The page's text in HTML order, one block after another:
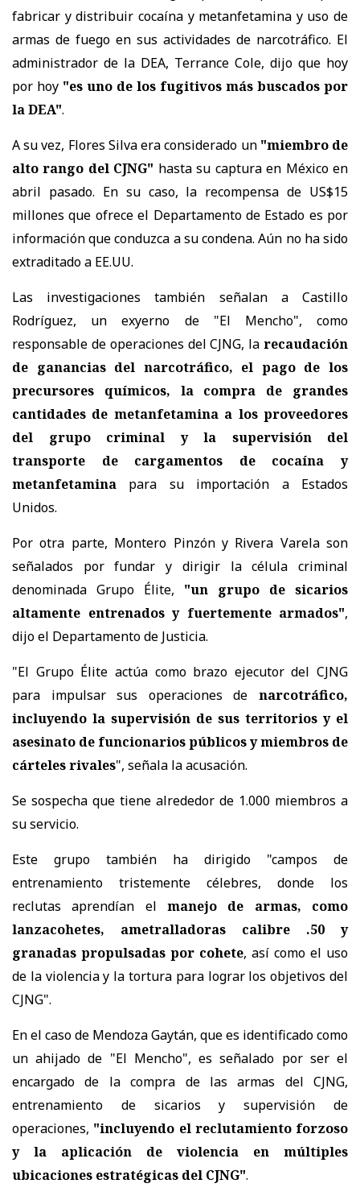
fabricar y distribuir cocaína y metanfetamina y uso de
armas de fuego en sus actividades de narcotráfico. El
administrador de la DEA, Terrance Cole, dijo que hoy
por hoy "es uno de los fugitivos más buscados por
la DEA".
A su vez, Flores Silva era considerado un "miembro de
alto rango del CJNG" hasta su captura en México en
abril pasado. En su caso, la recompensa de US$15
millones que ofrece el Departamento de Estado es por
información que conduzca a su condena. Aún no ha sido
extraditado a EE.UU.
Las investigaciones también señalan a Castillo
Rodríguez, un exyerno de "El Mencho", como
responsable de operaciones del CJNG, la recaudación
de ganancias del narcotráfico, el pago de los
precursores químicos, la compra de grandes
cantidades de metanfetamina a los proveedores
del grupo criminal y la supervisión del
transporte de cargamentos de cocaína y
metanfetamina para su importación a Estados
Unidos.
Por otra parte, Montero Pinzón y Rivera Varela son
señalados por fundar y dirigir la célula criminal
denominada Grupo Élite, "un grupo de sicarios
altamente entrenados y fuertemente armados",
dijo el Departamento de Justicia.
"El Grupo Élite actúa como brazo ejecutor del CJNG
para impulsar sus operaciones de narcotráfico,
incluyendo la supervisión de sus territorios y el
asesinato de funcionarios públicos y miembros de
cárteles rivales", señala la acusación.
Se sospecha que tiene alrededor de 1.000 miembros a
su servicio.
Este grupo también ha dirigido "campos de
entrenamiento tristemente célebres, donde los
reclutas aprendían el manejo de armas, como
lanzacohetes, ametralladoras calibre .50 y
granadas propulsadas por cohete, así como el uso
de la violencia y la tortura para lograr los objetivos del
CJNG".
En el caso de Mendoza Gaytán, que es identificado como
un ahijado de "El Mencho", es señalado por ser el
encargado de la compra de las armas del CJNG,
entrenamiento de sicarios y supervisión de
operaciones, "incluyendo el reclutamiento forzoso
y la aplicación de violencia en múltiples
ubicaciones estratégicas del CJNG".